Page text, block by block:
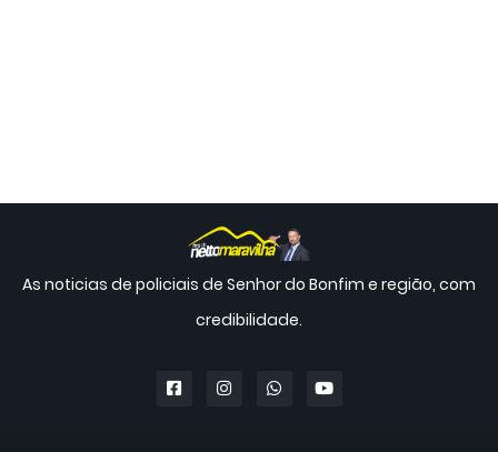
As noticias de policiais de Senhor do Bonfim e região, com
credibilidade.